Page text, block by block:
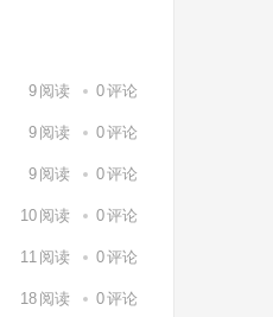
9 阅读 0评论
9 阅读 0评论
9 阅读 0评论
10 阅读 0评论
11 阅读 0评论
18 阅读 0评论